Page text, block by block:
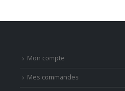
Mon compte
Mes commandes